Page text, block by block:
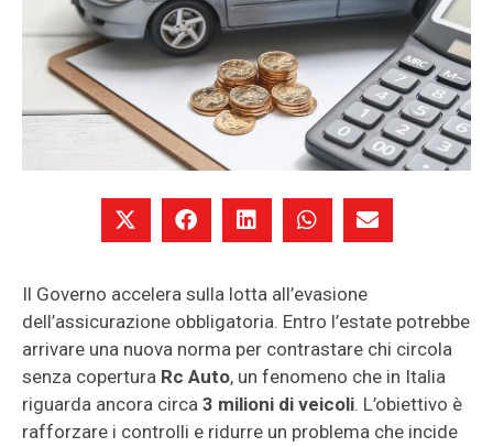
Il Governo accelera sulla lotta all’evasione
dell’assicurazione obbligatoria. Entro l’estate potrebbe
arrivare una nuova norma per contrastare chi circola
senza copertura Rc Auto, un fenomeno che in Italia
riguarda ancora circa 3 milioni di veicoli. L’obiettivo è
rafforzare i controlli e ridurre un problema che incide